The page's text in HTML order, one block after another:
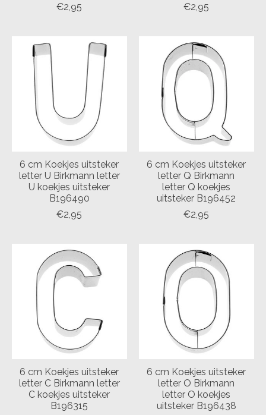
€2,95
€2,95
6 cm Koekjes uitsteker
letter U Birkmann letter
U koekjes uitsteker
B196490
€2,95
6 cm Koekjes uitsteker
letter Q Birkmann
letter Q koekjes
uitsteker B196452
€2,95
6 cm Koekjes uitsteker
letter C Birkmann letter
C koekjes uitsteker
B196315
6 cm Koekjes uitsteker
letter O Birkmann
letter O koekjes
uitsteker B196438